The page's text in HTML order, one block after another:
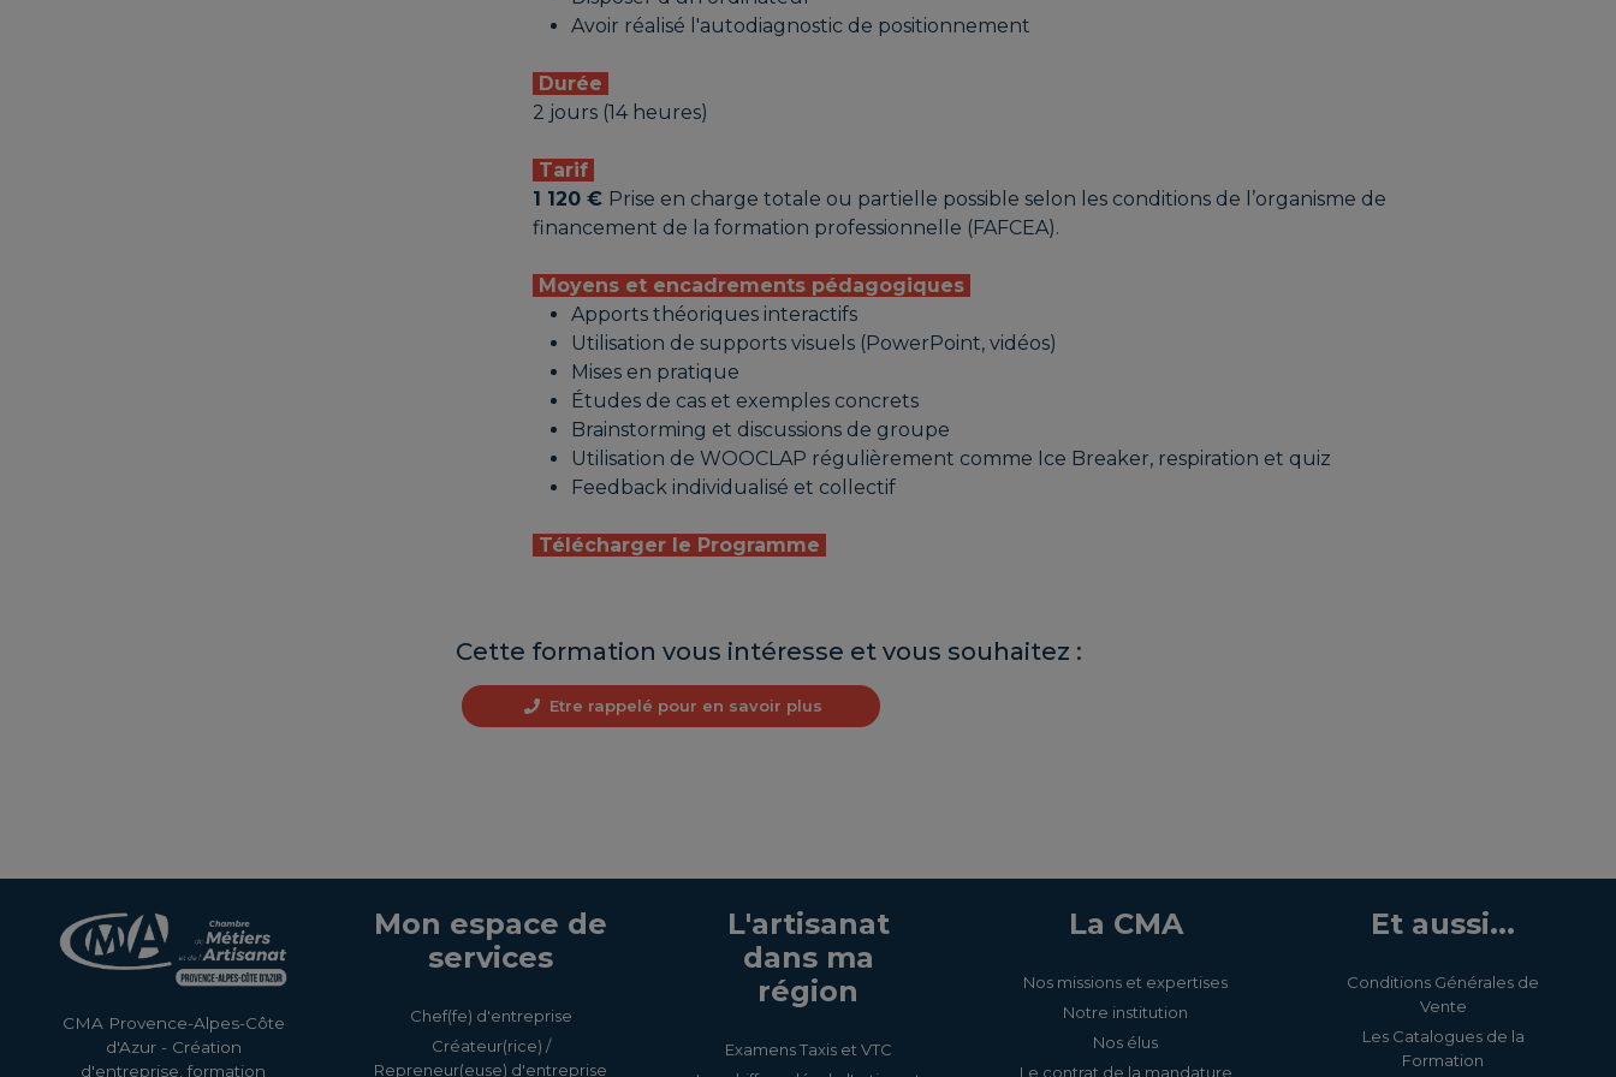
Avoir réalisé l'autodiagnostic de positionnement
Durée
2 jours (14 heures)
Tarif
1 120 € Prise en charge totale ou partielle possible selon les conditions de l’organisme de
financement de la formation professionnelle (FAFCEA).
Moyens et encadrements pédagogiques
Apports théoriques interactifs
Utilisation de supports visuels (PowerPoint, vidéos)
Mises en pratique
Études de cas et exemples concrets
Brainstorming et discussions de groupe
Utilisation de WOOCLAP régulièrement comme Ice Breaker, respiration et quiz
Feedback individualisé et collectif
Télécharger le Programme
Cette formation vous intéresse et vous souhaitez :
Etre rappelé pour en savoir plus
CMA Provence-Alpes-Côte
d'Azur - Création
d'entreprise, formation
Mon espace de
services
Chef(fe) d'entreprise
Créateur(rice) /
Repreneur(euse) d'entreprise
L'artisanat
dans ma
région
Examens Taxis et VTC
La CMA
Nos missions et expertises
Notre institution
Nos élus
Le contrat de la mandature
Et aussi...
Conditions Générales de
Vente
Les Catalogues de la
Formation